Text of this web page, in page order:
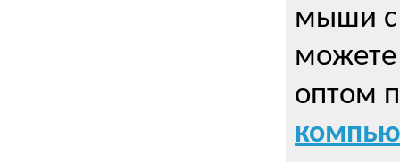
мыши с
можете
оптом